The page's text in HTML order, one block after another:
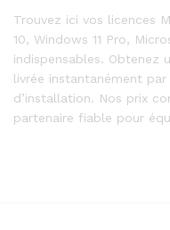
Trouvez ici vos licences
10, Windows 11 Pro,
indispensables. Obtenez
livrée instantanément
d’installation. Nos prix
partenaire fiable pour